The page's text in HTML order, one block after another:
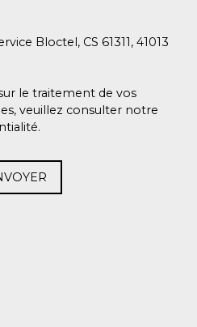
Bloctel, CS 61311, 41013
le traitement de vos
veuillez consulter notre
.